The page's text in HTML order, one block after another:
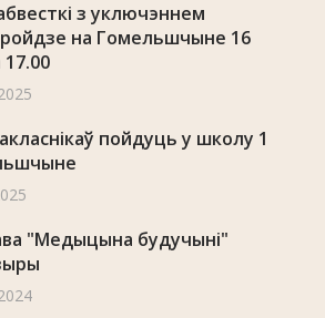
з уключэннем
на Гомельшчыне 16
пойдуць у школу 1
"Медыцына будучыні"